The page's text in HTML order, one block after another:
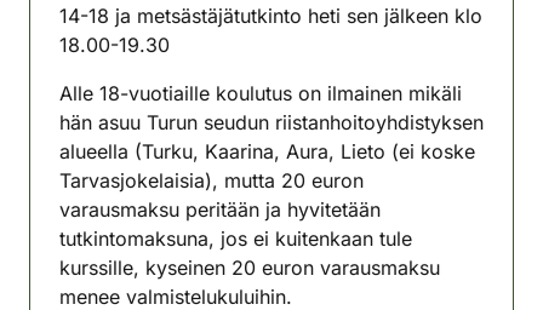
14-18 ja metsästäjätutkinto heti sen jälkeen klo
18.00-19.30
Alle 18-vuotiaille koulutus on ilmainen mikäli
hän asuu Turun seudun riistanhoitoyhdistyksen
alueella (Turku, Kaarina, Aura, Lieto (ei koske
Tarvasjokelaisia), mutta 20 euron
varausmaksu peritään ja hyvitetään
tutkintomaksuna, jos ei kuitenkaan tule
kurssille, kyseinen 20 euron varausmaksu
menee valmistelukuluihin.